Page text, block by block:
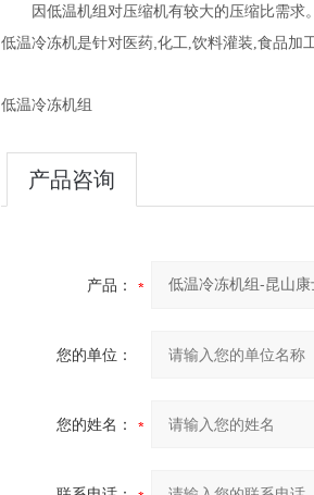
因低温机组对压缩机有较大的压缩比需求。
低温冷冻机是针对医药 化工,饮料灌装,食品加
低温冷冻机组
产品咨询
产品：
您的单位：
您的姓名：